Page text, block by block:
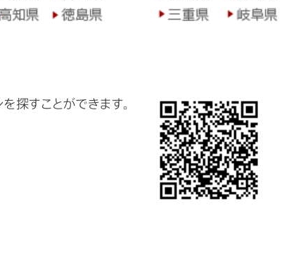
探すことができます。